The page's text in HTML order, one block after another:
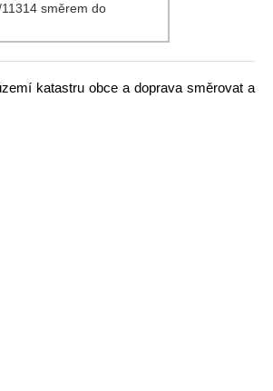
směrem do
katastru obce a doprava směrovat a